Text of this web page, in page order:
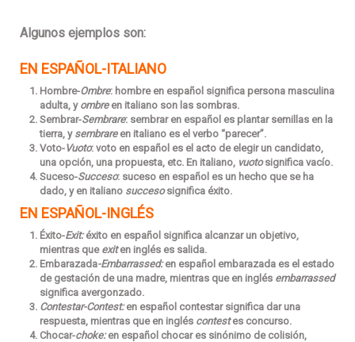
Algunos ejemplos son:
EN ESPAÑOL-ITALIANO
Hombre-Ombre: hombre en español significa persona masculina
adulta, y ombreen italiano son las sombras.
Sembrar-Sembrare: sembrar en español es plantar semillas en la
tierra, y sembrareen italiano es el verbo “parecer”.
Voto-Vuoto: voto en español es el acto de elegir un candidato,
una opción, una propuesta, etc. En italiano, vuotosignifica vacío.
Suceso-Succeso: suceso en español es un hecho que se ha
dado, y en italiano succesosignifica éxito.
EN ESPAÑOL-INGLÉS
Éxito-Exit:éxito en español significa alcanzar un objetivo,
mientras que exiten inglés es salida.
Embarazada-Embarrassed:en español embarazada es el estado
de gestación de una madre, mientras que en inglés embarrassed
significa avergonzado.
Contestar-Contest:en español contestar significa dar una
respuesta, mientras que en inglés contestes concurso.
Chocar-choke:en español chocar es sinónimo de colisión,